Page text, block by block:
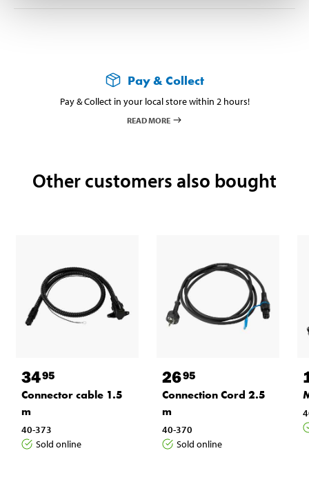
Pay & Collect
Pay & Collect in your local store within 2 hours!
READ MORE
Other customers also bought
3495
Connector cable 1.5
m
40-373
Sold online
2695
Connection Cord 2.5
m
40-370
Sold online